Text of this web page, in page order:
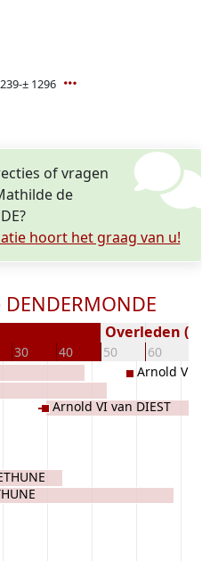
± 1296
of vragen
de
hoort het graag van u!
30 40 50 60
Overleden (
Arnold VI van DIEST
Arnold V